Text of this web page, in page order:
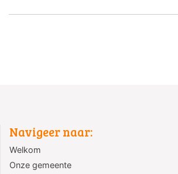
Navigeer naar:
Welkom
Onze gemeente